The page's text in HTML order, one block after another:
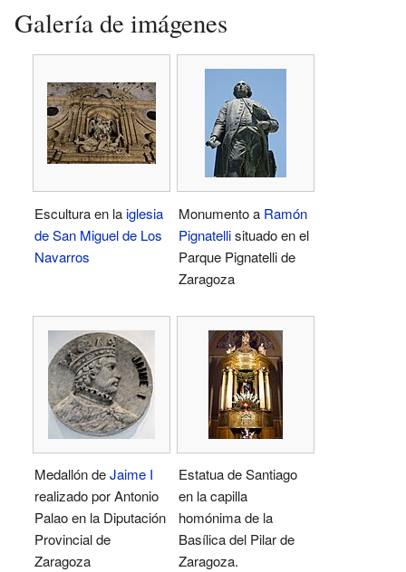
Galería de imágenes
Escultura en laiglesia
de San Miguel de Los
Navarros
Monumento a Ramón
Pignatellisituado en el
Parque Pignatelli de
Zaragoza
Medallón deJaime I
realizado por Antonio
Palao en la Diputación
Provincial de
Zaragoza
Estatua de Santiago
en la capilla
homónima de la
Basílica del Pilar de
Zaragoza.